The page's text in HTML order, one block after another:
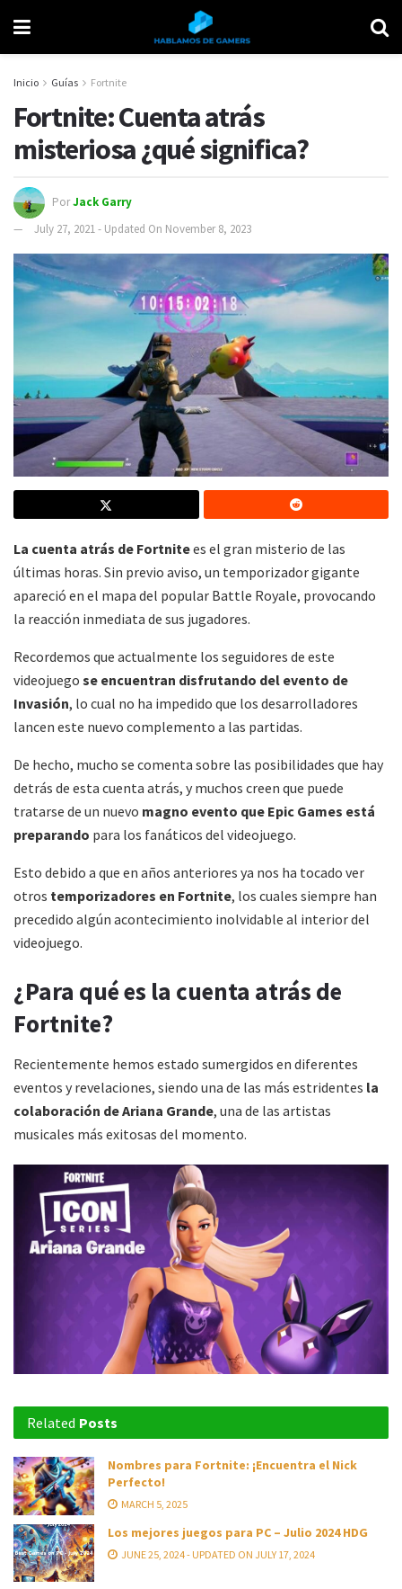
Inicio Guías Fortnite
Fortnite: Cuenta atrás
misteriosa ¿qué significa?
PorJack Garry
July 27, 2021 - Updated On November 8, 2023
La cuenta atrás de Fortnitees el gran misterio de las
últimas horas. Sin previo aviso, un temporizador gigante
apareció en el mapa del popular Battle Royale, provocando
la reacción inmediata de sus jugadores.
Recordemos que actualmente los seguidores de este
videojuego se encuentran disfrutando del evento de
Invasión, lo cual no ha impedido que los desarrolladores
lancen este nuevo complemento a las partidas.
De hecho, mucho se comenta sobre las posibilidades que hay
detrás de esta cuenta atrás, y muchos creen que puede
tratarse de un nuevo magno evento que Epic Games está
preparando para los fanáticos del videojuego.
Esto debido a que en años anteriores ya nos ha tocado ver
otros temporizadores en Fortnite, los cuales siempre han
precedido algún acontecimiento inolvidable al interior del
videojuego.
¿Para qué es la cuenta atrás de
Fortnite?
Recientemente hemos estado sumergidos en diferentes
eventos y revelaciones, siendo una de las más estridentes la
colaboración de Ariana Grande, una de las artistas
musicales más exitosas del momento.
Related Posts
Nombres para Fortnite: ¡Encuentra el Nick
Perfecto!
MARCH 5, 2025
Los mejores juegos para PC – Julio 2024 HDG
JUNE 25, 2024 - UPDATED ON JULY 17, 2024